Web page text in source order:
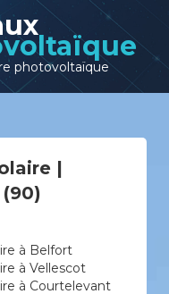
photovoltaïque
|
à Belfort
à Vellescot
à Courtelevant